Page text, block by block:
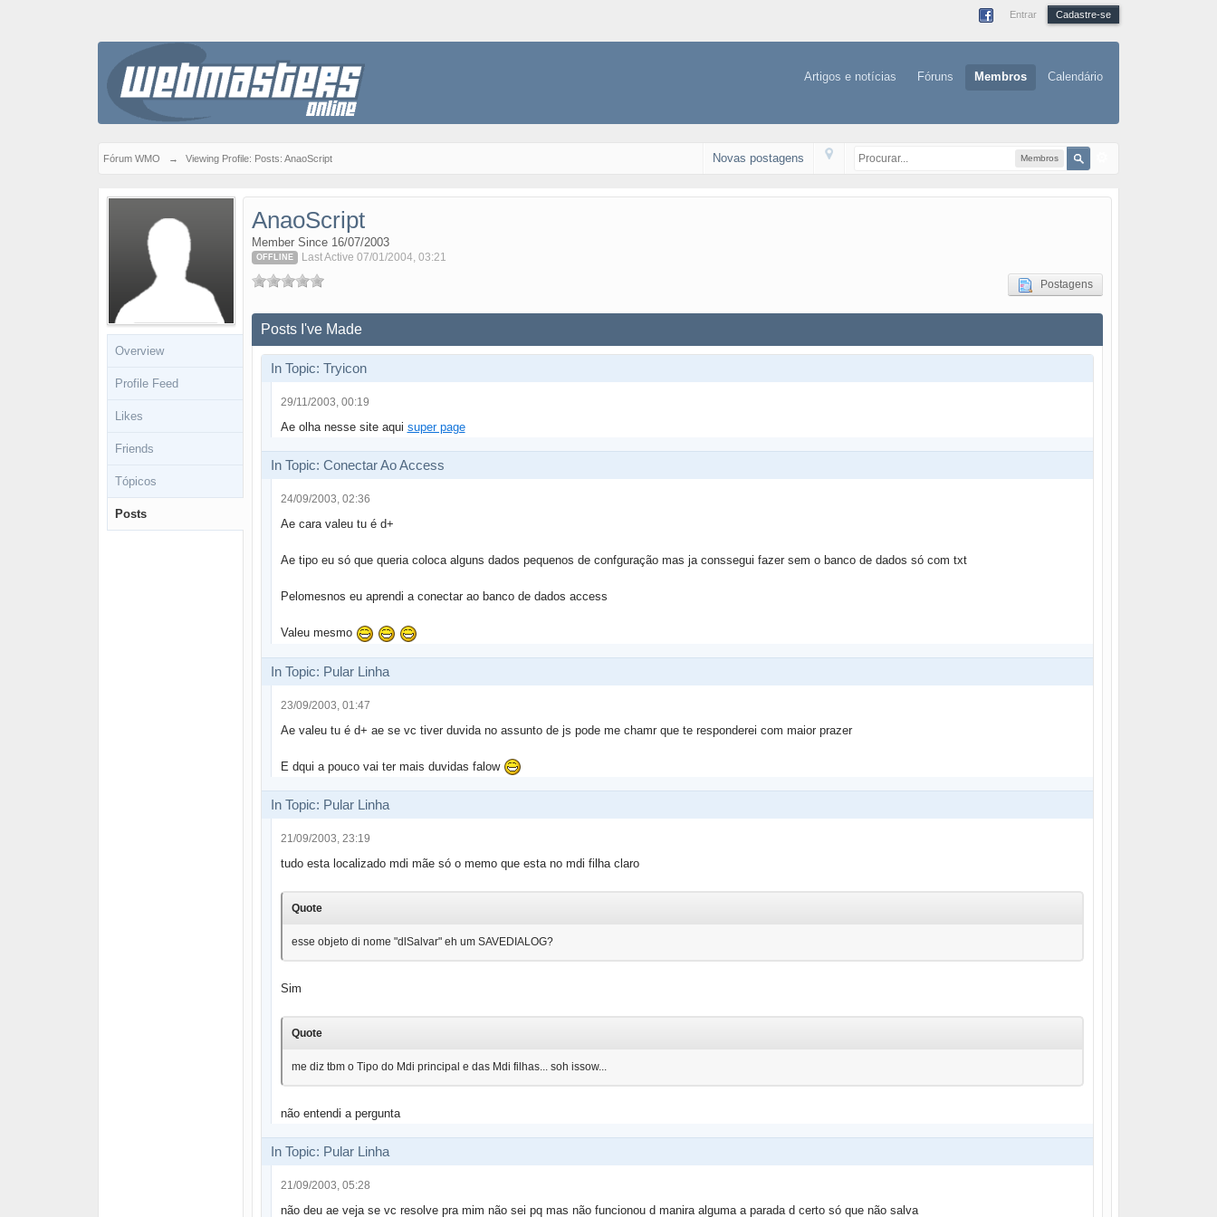
Entrar Cadastre-se
Artigos e notícias Fóruns Membros Calendário
Fórum WMO → Viewing Profile: Posts: AnaoScript Membros
Novas postagens
Overview
Profile Feed
Likes
Friends
Tópicos
Posts
AnaoScript
Member Since 16/07/2003
OFFLINE Last Active 07/01/2004, 03:21
Postagens
Posts I've Made
In Topic: Tryicon
29/11/2003, 00:19
Ae olha nesse site aqui super page
In Topic: Conectar Ao Access
24/09/2003, 02:36
Ae cara valeu tu é d+
Ae tipo eu só que queria coloca alguns dados pequenos de confguração mas ja conssegui fazer sem o banco de dados só com txt
Pelomesnos eu aprendi a conectar ao banco de dados access
Valeu mesmo
In Topic: Pular Linha
23/09/2003, 01:47
Ae valeu tu é d+ ae se vc tiver duvida no assunto de js pode me chamr que te responderei com maior prazer
E dqui a pouco vai ter mais duvidas falow
In Topic: Pular Linha
21/09/2003, 23:19
tudo esta localizado mdi mãe só o memo que esta no mdi filha claro
Quote
esse objeto di nome "dlSalvar" eh um SAVEDIALOG?
Sim
Quote
me diz tbm o Tipo do Mdi principal e das Mdi filhas... soh issow...
não entendi a pergunta
In Topic: Pular Linha
21/09/2003, 05:28
não deu ae veja se vc resolve pra mim não sei pq mas não funcionou d manira alguma a parada d certo só que não salva